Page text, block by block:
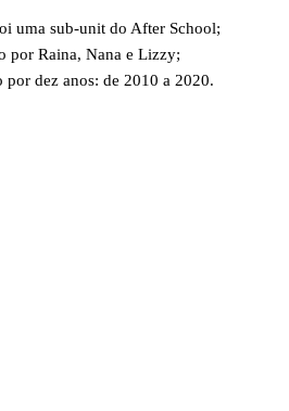
uma sub-unit do After School;
por Raina, Nana e Lizzy;
por dez anos: de 2010 a 2020.